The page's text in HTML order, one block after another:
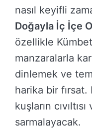
nasıl keyifli
Doğayla İç İçe
özellikle
manzaralarla
dinlemek ve
harika bir
kuşların
sarmalayacak.